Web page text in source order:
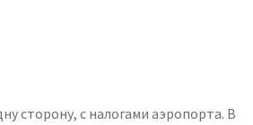
сторону, с налогами аэропорта. В